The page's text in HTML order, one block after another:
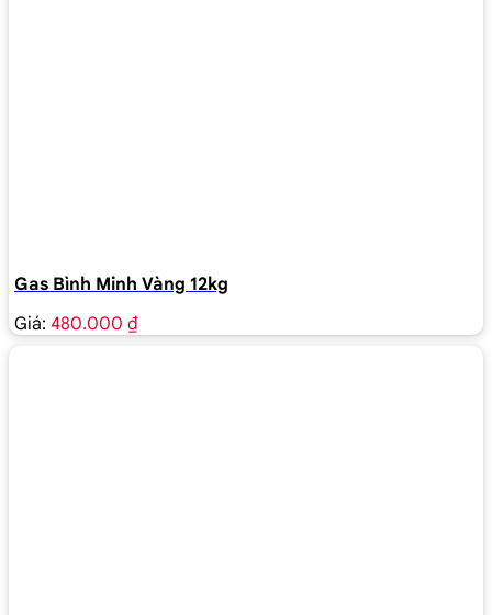
Gas Bình Minh Vàng 12kg
Giá: 480.000 ₫